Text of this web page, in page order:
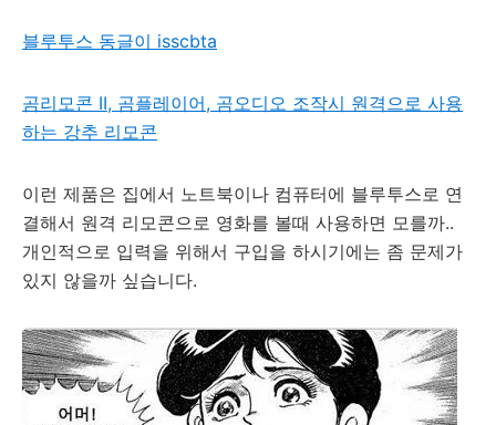
블루투스 동글이 isscbta
곰리모콘 II, 곰플레이어, 곰오디오 조작시 원격으로 사용
하는 강추 리모콘
이런 제품은 집에서 노트북이나 컴퓨터에 블루투스로 연
결해서 원격 리모콘으로 영화를 볼때 사용하면 모를까..
개인적으로 입력을 위해서 구입을 하시기에는 좀 문제가
있지 않을까 싶습니다.